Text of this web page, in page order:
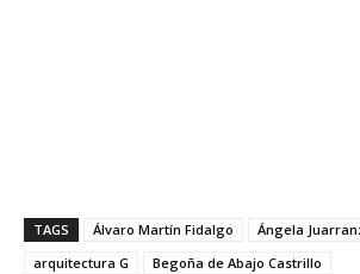
TAGS Álvaro Martín Fidalgo
Ángela
arquitectura G
Begoña de Abajo Castrillo